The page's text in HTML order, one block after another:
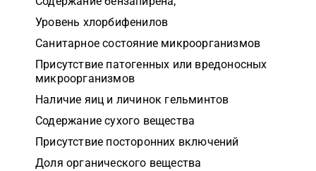
Уровень хлорбифенилов
Санитарное состояние микроорганизмов
Присутствие патогенных или вредоносных
микроорганизмов
Наличие яиц и личинок гельминтов
Содержание сухого вещества
Присутствие посторонних включений
Доля органического вещества